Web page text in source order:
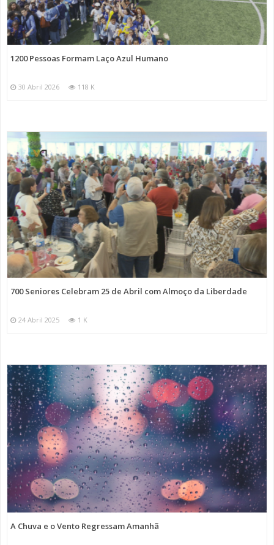
1200 Pessoas Formam Laço Azul Humano
30 Abril 2026 118 K
700 Seniores Celebram 25 de Abril com Almoço da Liberdade
24 Abril 2025 1 K
A Chuva e o Vento Regressam Amanhã